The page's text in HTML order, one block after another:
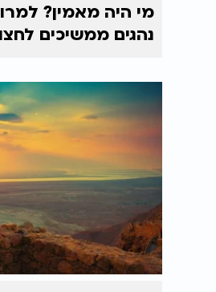
מי היה מאמין?
נהגים ממשיכים